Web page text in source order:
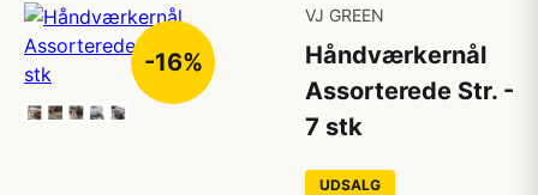
-16%
VJ GREEN
Håndværkernål
Assorterede Str. -
7 stk
UDSALG